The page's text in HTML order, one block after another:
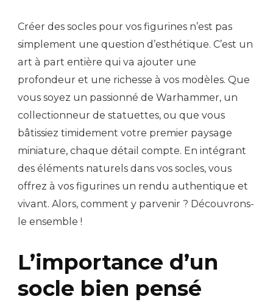
Créer des socles pour vos figurines n’est pas
simplement une question d’esthétique. C’est un
art à part entière qui va ajouter une
profondeur et une richesse à vos modèles. Que
vous soyez un passionné de Warhammer, un
collectionneur de statuettes, ou que vous
bâtissiez timidement votre premier paysage
miniature, chaque détail compte. En intégrant
des éléments naturels dans vos socles, vous
offrez à vos figurines un rendu authentique et
vivant. Alors, comment y parvenir ? Découvrons-
le ensemble !
L’importance d’un
socle bien pensé